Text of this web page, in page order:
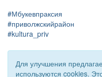
#Мбукевпраксия
#приволжскийрайон
#kultura_priv
Для улучшения
используются cookies.